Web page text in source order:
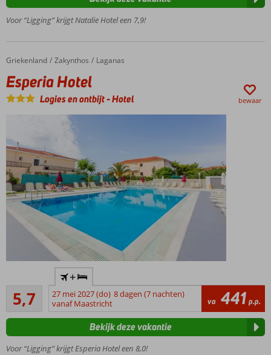
zwembad
met
zonneterras
en gastvrij
hotel
Voor “Ligging” krijgt Natalie Hotel een 7,9!
Home
Griekenland Zakynthos Laganas
Esperia Hotel
Esperia Hotel
Logies en ontbijt-Hotel bewaar
zandstrand
van
Laganas
kamers
5,7
Voldoende
15
beoordelingen
+
27 mei 2027 (do) 8 dagen (7 nachten)
vanaf Maastricht
va 441 p.p.
Voor “Ligging” krijgt Esperia Hotel een 8,0!
Bekijk deze vakantie